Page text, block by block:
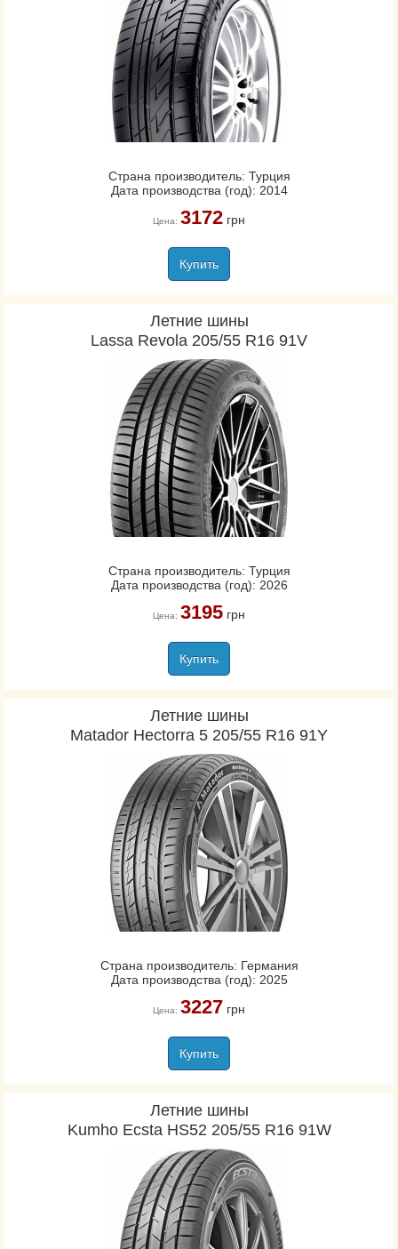
Страна производитель: Турция
Дата производства (год): 2014
Цена: 3172грн
Купить
Летние шины
Lassa Revola 205/55 R16 91V
Страна производитель: Турция
Дата производства (год): 2026
Цена: 3195грн
Купить
Летние шины
Matador Hectorra 5 205/55 R16 91Y
Страна производитель: Германия
Дата производства (год): 2025
Цена: 3227грн
Купить
Летние шины
Kumho Ecsta HS52 205/55 R16 91W